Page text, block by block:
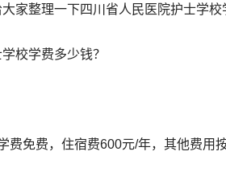
家整理一下四川省人民医院护士学校
校学费多少钱？
免费，住宿费600元/年，其他费用